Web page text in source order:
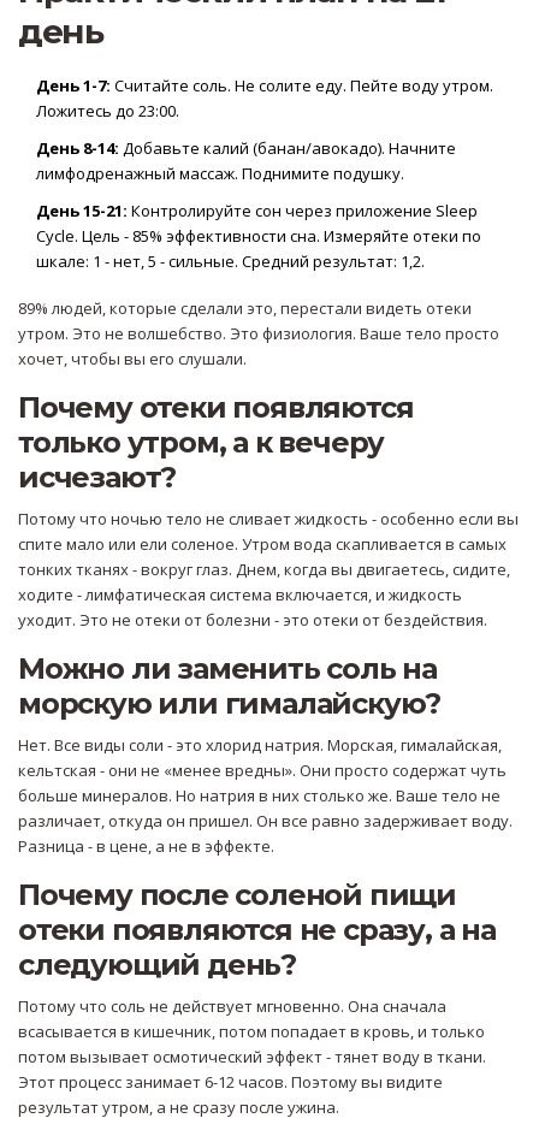
день
День 1-7: Считайте соль. Не солите еду. Пейте воду утром.
Ложитесь до 23:00.
День 8-14: Добавьте калий (банан/авокадо). Начните
лимфодренажный массаж. Поднимите подушку.
День 15-21: Контролируйте сон через приложение Sleep
Cycle. Цель - 85% эффективности сна. Измеряйте отеки по
шкале: 1 - нет, 5 - сильные. Средний результат: 1,2.
89% людей, которые сделали это, перестали видеть отеки
утром. Это не волшебство. Это физиология. Ваше тело просто
хочет, чтобы вы его слушали.
Почему отеки появляются
только утром, а к вечеру
исчезают?
Потому что ночью тело не сливает жидкость - особенно если вы
спите мало или ели соленое. Утром вода скапливается в самых
тонких тканях - вокруг глаз. Днем, когда вы двигаетесь, сидите,
ходите - лимфатическая система включается, и жидкость
уходит. Это не отеки от болезни - это отеки от бездействия.
Можно ли заменить соль на
морскую или гималайскую?
Нет. Все виды соли - это хлорид натрия. Морская, гималайская,
кельтская - они не «менее вредны». Они просто содержат чуть
больше минералов. Но натрия в них столько же. Ваше тело не
различает, откуда он пришел. Он все равно задерживает воду.
Разница - в цене, а не в эффекте.
Почему после соленой пищи
отеки появляются не сразу, а на
следующий день?
Потому что соль не действует мгновенно. Она сначала
всасывается в кишечник, потом попадает в кровь, и только
потом вызывает осмотический эффект - тянет воду в ткани.
Этот процесс занимает 6-12 часов. Поэтому вы видите
результат утром, а не сразу после ужина.